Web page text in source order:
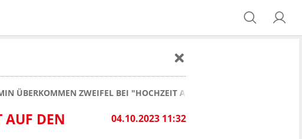
ÜBERKOMMEN ZWEIFEL BEI "HOCHZEIT AUF DEN ERSTEN BLICK":
04.10.2023 11:32
AUF DEN